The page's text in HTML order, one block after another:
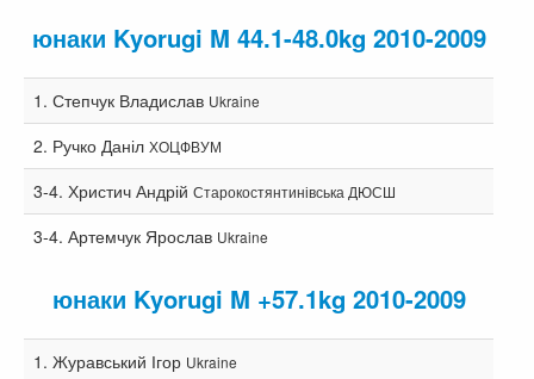
юнаки Kyorugi M 44.1-48.0kg 2010-2009
1. Степчук Владислав Ukraine
2. Ручко Даніл ХОЦФВУМ
3-4. Христич Андрій Старокостянтинівська ДЮСШ
3-4. Артемчук Ярослав Ukraine
юнаки Kyorugi M +57.1kg 2010-2009
1. Журавський Ігор Ukraine